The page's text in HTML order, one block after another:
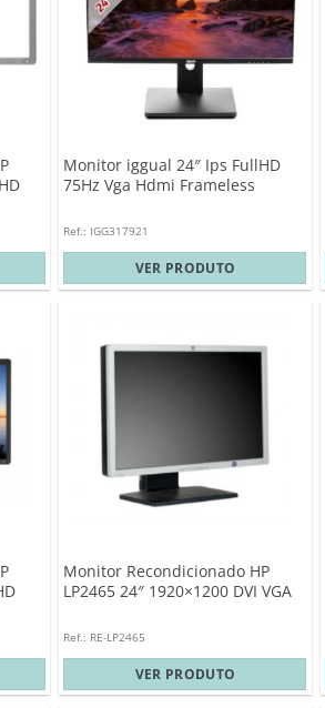
Monitor iggual 24″ Ips FullHD
75Hz Vga Hdmi Frameless
Ref.: IGG317921
VER PRODUTO
Monitor Recondicionado HP
LP2465 24″ 1920×1200 DVI VGA
Ref.: RE-LP2465
VER PRODUTO